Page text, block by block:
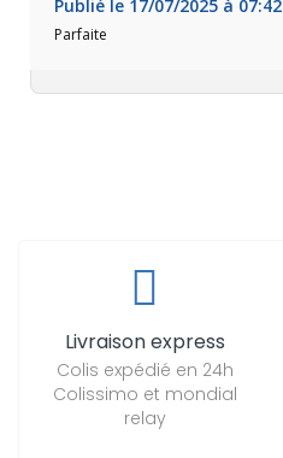
Publié le 17/07/2025 à 07:42
Parfaite
Livraison express
Colis expédié en 24h
Colissimo et mondial
relay